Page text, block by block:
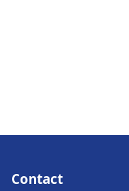
Contact